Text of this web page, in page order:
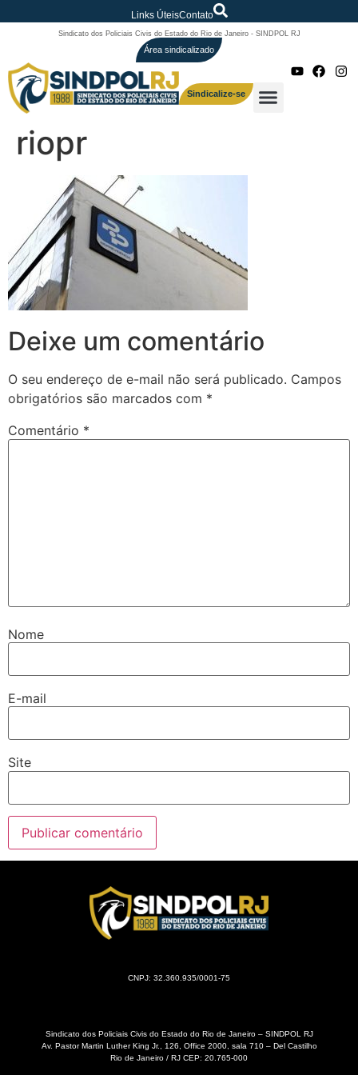
Links ÚteisContato
Sindicato dos Policiais Civis do Estado do Rio de Janeiro - SINDPOL RJ
Área sindicalizado
Sindicalize-se
riopr
Deixe um comentário
O seu endereço de e-mail não será publicado. Campos
obrigatórios são marcados com *
Comentário *
Nome
E-mail
Site
CNPJ: 32.360.935/0001-75
Sindicato dos Policiais Civis do Estado do Rio de Janeiro – SINDPOL RJ
Av. Pastor Martin Luther King Jr., 126, Office 2000, sala 710 – Del Castilho
Rio de Janeiro / RJ CEP: 20.765-000